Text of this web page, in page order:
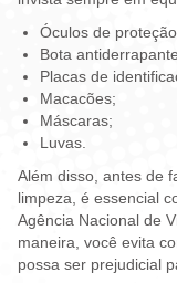
Óculos de
Bota
Placas de
Macacões;
Máscaras;
Luvas.
Além disso, antes de
limpeza, é essencial
Agência Nacional de
maneira, você evita
possa ser prejudicial